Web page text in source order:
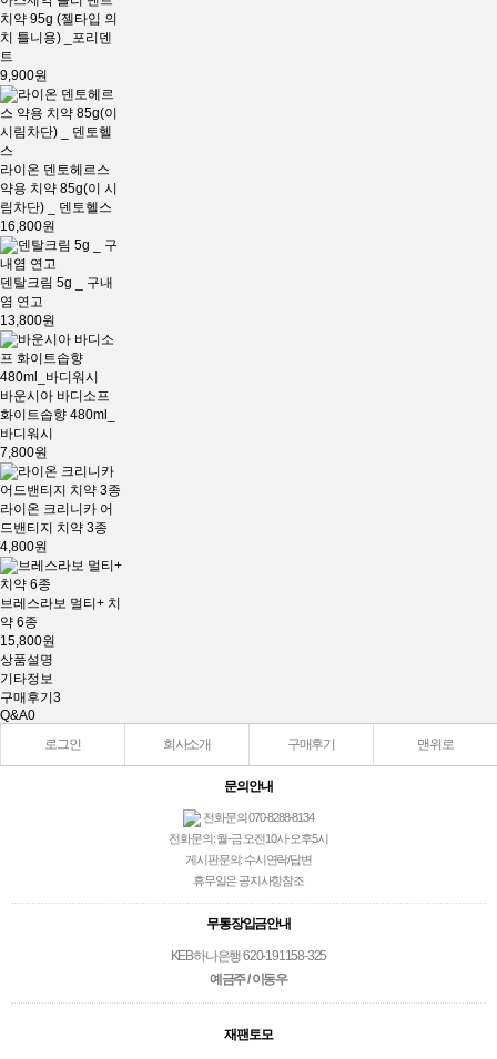
치약 95g (젤타입 의
치 틀니용) _포리덴
트
9,900원
라이온 덴토헤르스
약용 치약 85g(이 시
림차단) _ 덴토헬스
16,800원
덴탈크림 5g _ 구내
염 연고
13,800원
바운시아 바디소프
화이트솝향 480ml_
바디워시
7,800원
라이온 크리니카 어
드밴티지 치약 3종
4,800원
브레스라보 멀티+ 치
약 6종
15,800원
상품설명
기타정보
구매후기 3
Q&A0
로그인
회사소개 구매후기 맨위로
문의안내
전화문의 070-8288-8134
전화문의: 월-금 오전10시-오후5시
게시판문의: 수시연락/답변
휴무일은 공지사항참조
무통장입금안내
KEB하나은행 620-191158-325
예금주 / 이동우
재팬토모